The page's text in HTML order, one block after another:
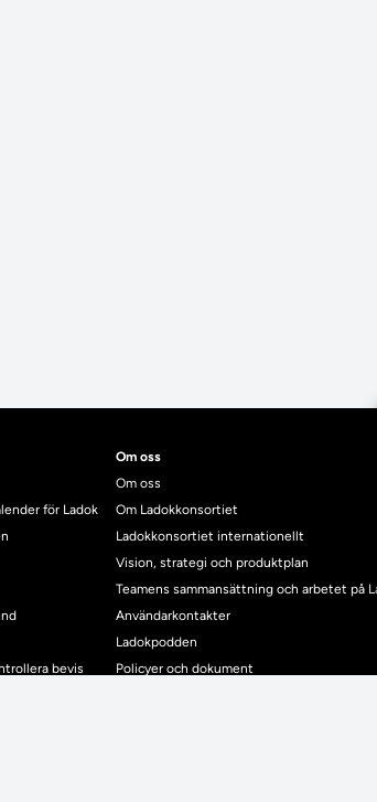
för Ladok
bevis
Om oss
Om oss
Om Ladokkonsortiet
Ladokkonsortiet internationellt
Vision, strategi och produktplan
Teamens sammansättning och arbetet på
Användarkontakter
Ladokpodden
Policyer och dokument